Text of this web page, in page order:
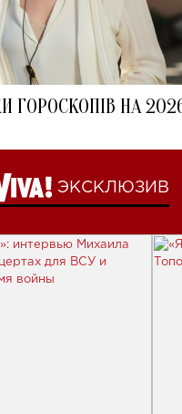
ГОРОСКОПІВ НА
ЭКСКЛЮЗИВ